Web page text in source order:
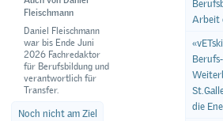
Fleischmann
Daniel Fleischmann
war bis Ende Juni
2026 Fachredaktor
für Berufsbildung und
verantwortlich für
Transfer.
Noch nicht am Ziel
Arbeit
die